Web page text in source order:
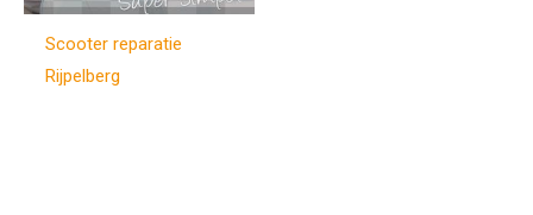
Scooter reparatie
Rijpelberg